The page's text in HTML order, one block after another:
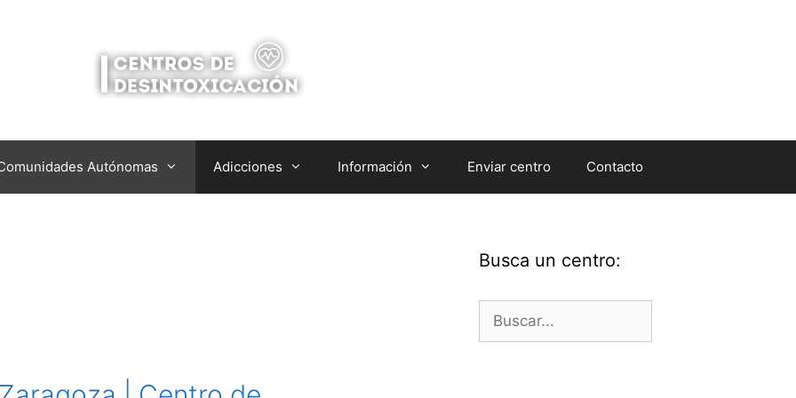
Autónomas Adicciones Información Enviar centro Contacto
Busca un centro:
Buscar: